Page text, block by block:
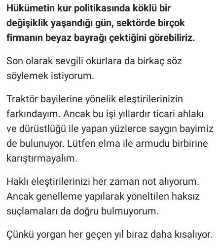
Hükümetin kur politikasında köklü bir
değişiklik yaşandığı gün, sektörde birçok
firmanın beyaz bayrağı çektiğini görebiliriz.
Son olarak sevgili okurlara da birkaç söz
söylemek istiyorum.
Traktör bayilerine yönelik eleştirilerinizin
farkındayım. Ancak bu işi yıllardır ticari ahlakı
ve dürüstlüğü ile yapan yüzlerce saygın bayimiz
de bulunuyor. Lütfen elma ile armudu birbirine
karıştırmayalım.
Haklı eleştirilerinizi her zaman not alıyorum.
Ancak genelleme yapılarak yöneltilen haksız
suçlamaları da doğru bulmuyorum.
Çünkü yorgan her geçen yıl biraz daha kısalıyor.